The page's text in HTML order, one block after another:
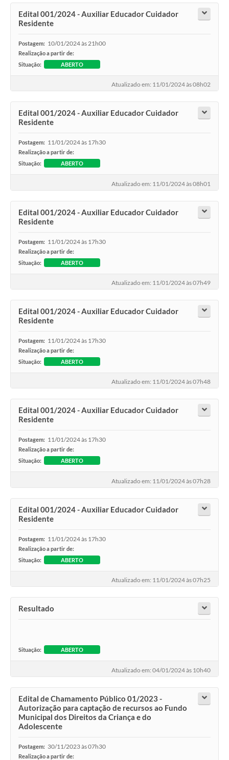
Edital 001/2024 - Auxiliar Educador Cuidador
Residente
Postagem: 10/01/2024 às 21h00
Realização a partir de:
Situação:
ABERTO
Atualizado em: 11/01/2024 às 08h02
Edital 001/2024 - Auxiliar Educador Cuidador
Residente
Postagem: 11/01/2024 às 17h30
Realização a partir de:
Situação:
ABERTO
Atualizado em: 11/01/2024 às 08h01
Edital 001/2024 - Auxiliar Educador Cuidador
Residente
Postagem: 11/01/2024 às 17h30
Realização a partir de:
Situação:
ABERTO
Atualizado em: 11/01/2024 às 07h49
Edital 001/2024 - Auxiliar Educador Cuidador
Residente
Postagem: 11/01/2024 às 17h30
Realização a partir de:
Situação:
ABERTO
Atualizado em: 11/01/2024 às 07h48
Edital 001/2024 - Auxiliar Educador Cuidador
Residente
Postagem: 11/01/2024 às 17h30
Realização a partir de:
Situação:
ABERTO
Atualizado em: 11/01/2024 às 07h28
Edital 001/2024 - Auxiliar Educador Cuidador
Residente
Postagem: 11/01/2024 às 17h30
Realização a partir de:
Situação:
ABERTO
Atualizado em: 11/01/2024 às 07h25
Resultado
Situação: ABERTO
Atualizado em: 04/01/2024 às 10h40
Edital de Chamamento Público 01/2023 -
Autorização para captação de recursos ao Fundo
Municipal dos Direitos da Criança e do
Adolescente
Postagem: 30/11/2023 às 07h30
Realização a partir de: